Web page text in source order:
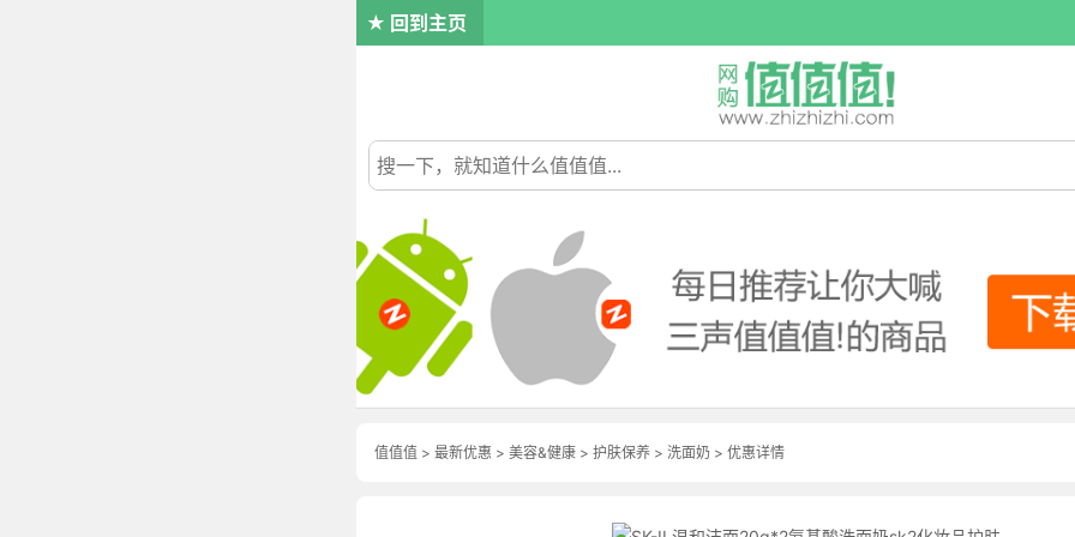
回到主页
值值值 > 最新优惠 > 美容&健康 > 护肤保养 > 洗面奶 > 优惠详情